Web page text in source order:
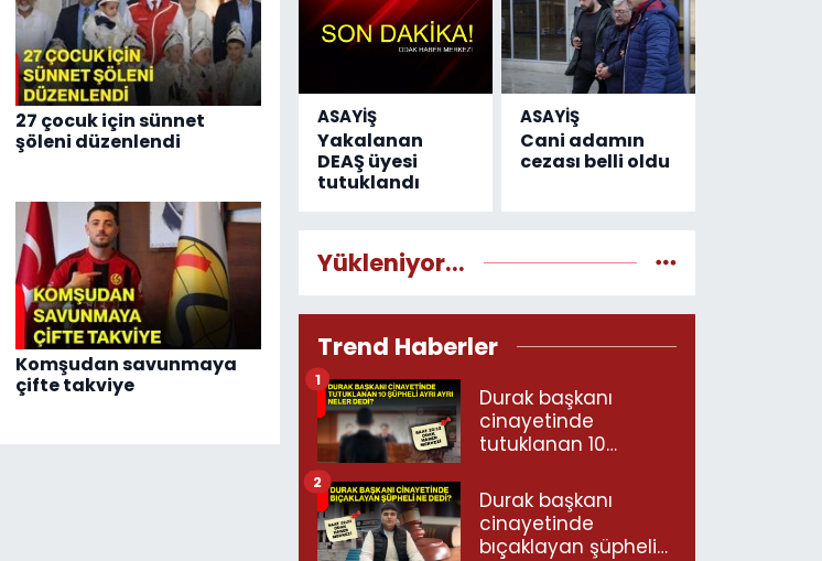
27 çocuk için sünnet
şöleni düzenlendi
Komşudan savunmaya
çifte takviye
ASAYİŞ
Yakalanan
DEAŞ üyesi
tutuklandı
ASAYİŞ
Cani adamın
cezası belli oldu
Yükleniyor...
Trend Haberler
Durak başkanı
cinayetinde
tutuklanan 10
neler dedi?
1
Durak başkanı
cinayetinde
bıçaklayan şüpheli
2